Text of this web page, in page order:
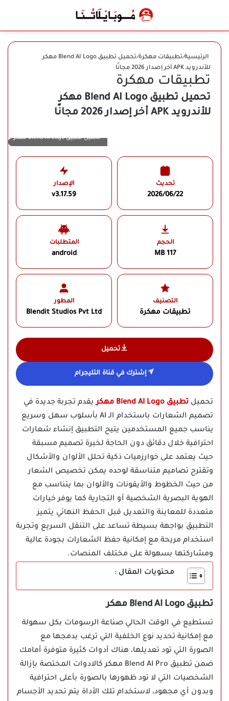
الوضع المظلم
الرئيسية/تطبيقات مهكرة/
تحميل تطبيق Blend AI Logo مهكر
للأندرويد APK أخر إصدار 2026 مجانًا
تطبيقات مهكرة
تحميل تطبيق Blend AI Logo مهكر
للأندرويد APK أخر إصدار 2026 مجانًا
تحميل تطبيق Blend AI Logo مهكر
تحديث
2026/06/22
الإصدار
v3.17.59
الحجم
117 MB
المتطلبات
android
التصنيف
تطبيقات مهكرة
المطور
Blendit Studios Pvt Ltd‏
تحميل
إشترك في قناة التليجرام
تحميل تطبيق Blend AI Logo مهكر
يقدم تجربة جديدة في
تصميم الشعارات باستخدام الـ AI بأسلوب سهل وسريع
يناسب جميع المستخدمين يتيح التطبيق إنشاء شعارات
احترافية خلال دقائق دون الحاجة لخبرة تصميم مسبقة
حيث يعتمد على خوارزميات ذكية تحلل الألوان والأشكال
وتقترح تصاميم متناسقة لوحده يمكن تخصيص الشعار
من حيث الخطوط والأيقونات والألوان بما يتناسب مع
الهوية البصرية الشخصية أو التجارية كما يوفر خيارات
متعددة للمعاينة والتعديل قبل الحفظ النهائي يتميز
التطبيق بواجهة بسيطة تساعد على التنقل السريع وتجربة
استخدام مريحة مع إمكانية حفظ الشعارات بجودة عالية
ومشاركتها بسهولة على مختلف المنصات.
محتويات المقال :
تطبيق Blend AI Logo مهكر
تستطيع في الوقت الحالي صناعة الرسومات بكل سهولة
مع إمكانية تحديد نوع الخلفية التي ترغب بدمجها مع
الصورة التي تود تعديلها، هناك أدوات كثيرة متوفرة أمامك
ضمن تطبيق Blend AI Pro مهكر كالادوات المختصة بإزالة
الشخصيات التي لا تود ظهورها بالصورة بأعلى احترافية
وبدون أي مجهود، لاستخدام تلك الأداة يتم تحديد الأجسام